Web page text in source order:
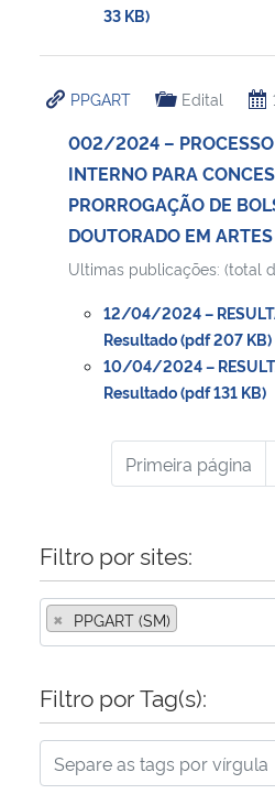
33 KB)
PPGART Edital
002/2024 – PROCESSO
INTERNO PARA
PRORROGAÇÃO DE
DOUTORADO EM
Ultimas publicações: (total
12/04/2024 –
Resultado (pdf 207 KB)
10/04/2024 –
Resultado (pdf 131 KB)
Primeira página
Filtro por sites:
× PPGART (SM)
Filtro por Tag(s):